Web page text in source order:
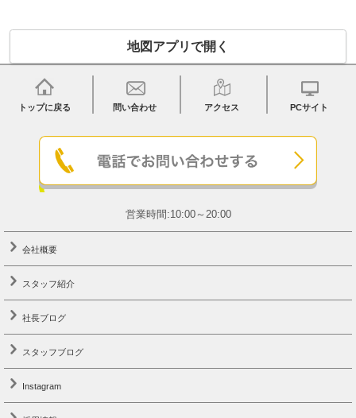
地図アプリで開く
トップに戻る 問い合わせ アクセス PCサイト
営業時間:10:00～20:00
会社概要
スタッフ紹介
社長ブログ
スタッフブログ
Instagram